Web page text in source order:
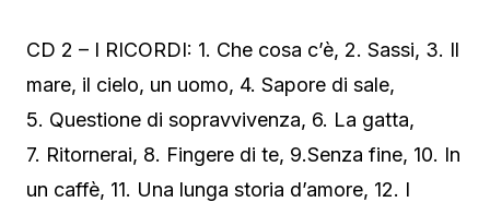
CD 2 – I RICORDI: 1. Che cosa c’è, 2. Sassi, 3. Il
mare, il cielo, un uomo, 4. Sapore di sale,
5. Questione di sopravvivenza, 6. La gatta,
7. Ritornerai, 8. Fingere di te, 9.Senza fine, 10. In
un caffè, 11. Una lunga storia d’amore, 12. I